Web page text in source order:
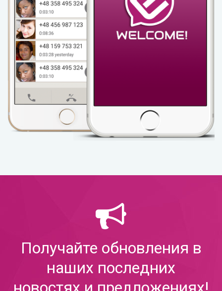
Получайте обновления в
наших последних